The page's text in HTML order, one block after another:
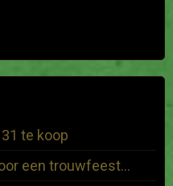
te koop
een trouwfeest...